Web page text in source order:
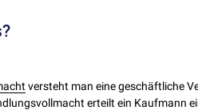
versteht man eine geschäftliche
erteilt ein Kaufmann